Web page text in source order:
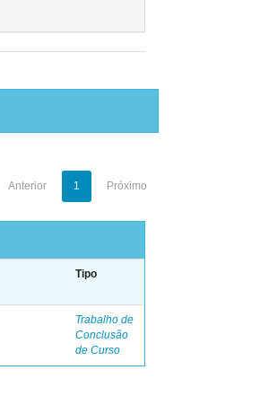
Anterior 1 Próximo
Tipo
Trabalho de
Conclusão
de Curso